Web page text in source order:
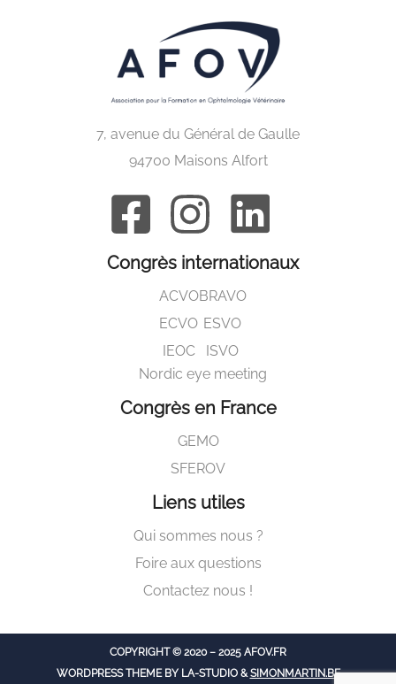
7, avenue du Général de Gaulle
94700 Maisons Alfort
Congrès internationaux
ACVO
ECVO
IEOC
BRAVO
ESVO
ISVO
Nordic eye meeting
Congrès en France
GEMO
SFEROV
Liens utiles
Qui sommes nous ?
Foire aux questions
Contactez nous !
COPYRIGHT © 2020 – 2025 AFOV.FR
WORDPRESS THEME BY LA-STUDIO &SIMONMARTIN.BE